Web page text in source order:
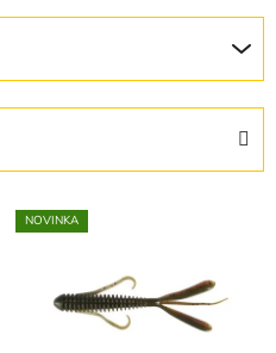
NOVINKA